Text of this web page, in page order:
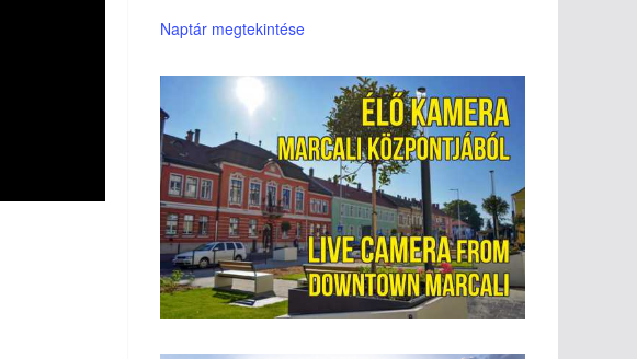
Naptár megtekintése